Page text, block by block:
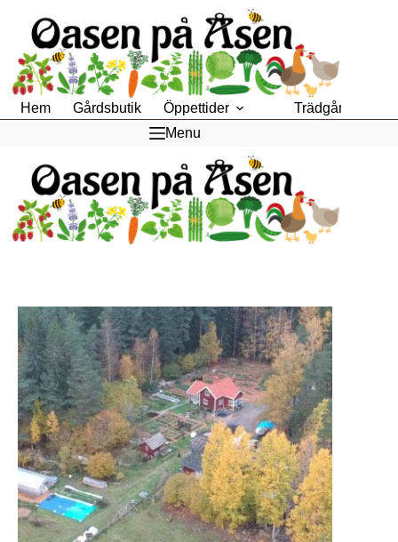
innehåll
Hem Gårdsbutik Öppettider Trädgårdsfik
Menu